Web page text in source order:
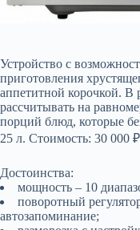
Устройство с
приготовления
аппетитной корочкой.
рассчитывать на
порций блюд, которые
25 л. Стоимость: 30 000
Достоинства:
мощность – 10
поворотный
автозапоминание;